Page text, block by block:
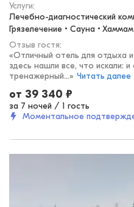
Услуги:
Лечебно-диагностический
Грязелечение • Сауна • Хаммам
Отзыв гостя:
«Отличный отель для отдыха
здесь нашли все, что искали:
тренажерный...» Читать далее
от 39 340 ₽
за 7 ночей / 1 гость
Моментальное